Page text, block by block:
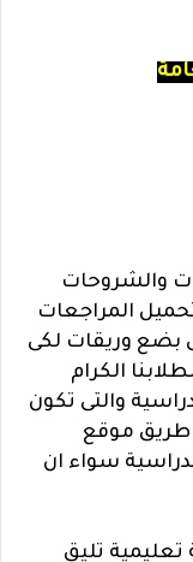
والشروحات
المراجعات
بضع وريقات لكى
الكرام
والتى تكون
طريق موقع
سواء ان
تعليمية تليق